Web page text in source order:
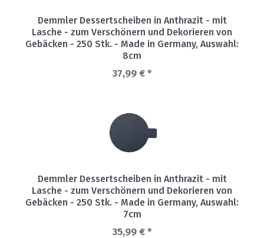
Demmler Dessertscheiben in Anthrazit - mit
Lasche - zum Verschönern und Dekorieren von
Gebäcken - 250 Stk. - Made in Germany, Auswahl:
8cm
37,99 € *
Demmler Dessertscheiben in Anthrazit - mit
Lasche - zum Verschönern und Dekorieren von
Gebäcken - 250 Stk. - Made in Germany, Auswahl:
7cm
35,99 € *